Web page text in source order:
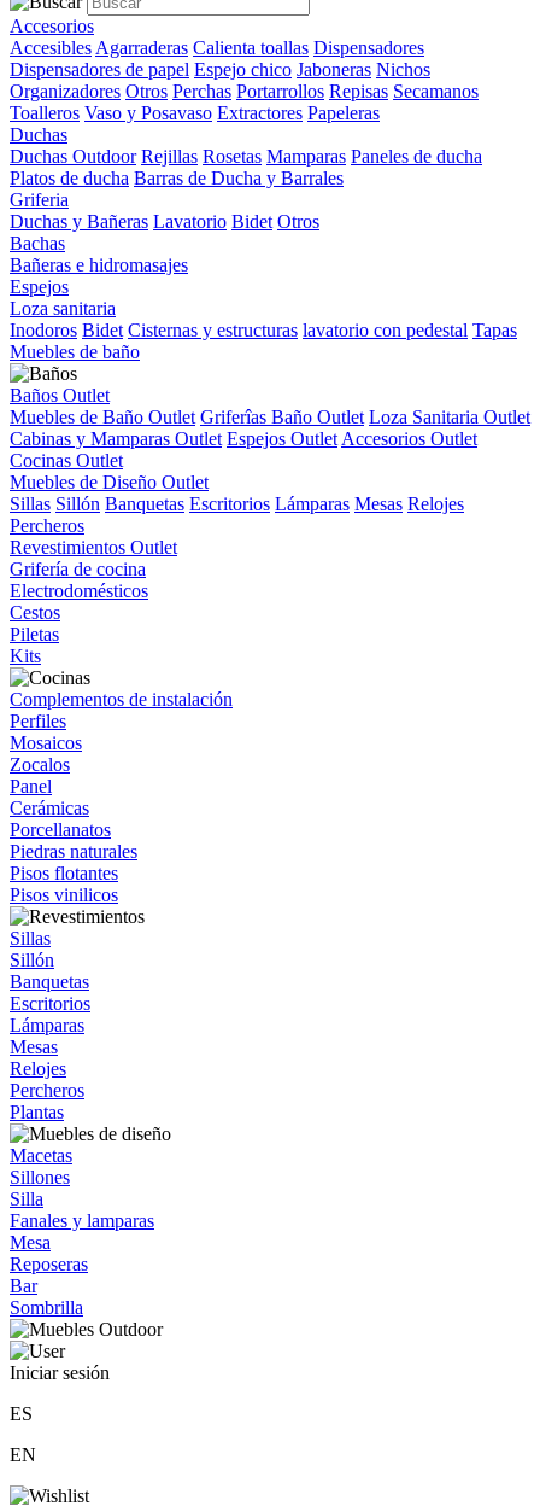
Accesorios
Accesibles Agarraderas Calienta toallas Dispensadores
Dispensadores de papel Espejo chico Jaboneras Nichos
Organizadores Otros Perchas Portarrollos Repisas Secamanos
Toalleros Vaso y Posavaso Extractores Papeleras
Duchas
Duchas Outdoor Rejillas Rosetas Mamparas Paneles de ducha
Platos de ducha Barras de Ducha y Barrales
Griferia
Duchas y Bañeras Lavatorio Bidet Otros
Bachas
Bañeras e hidromasajes
Espejos
Loza sanitaria
Inodoros Bidet Cisternas y estructuras lavatorio con pedestal Tapas
Muebles de baño
Baños Outlet
Muebles de Baño Outlet Griferîas Baño Outlet Loza Sanitaria Outlet
Cabinas y Mamparas Outlet Espejos Outlet Accesorios Outlet
Cocinas Outlet
Muebles de Diseño Outlet
Sillas Sillón Banquetas Escritorios Lámparas Mesas Relojes
Percheros
Revestimientos Outlet
Grifería de cocina
Electrodomésticos
Cestos
Piletas
Kits
Complementos de instalación
Perfiles
Mosaicos
Zocalos
Panel
Cerámicas
Porcellanatos
Piedras naturales
Pisos flotantes
Pisos vinilicos
Sillas
Sillón
Banquetas
Escritorios
Lámparas
Mesas
Relojes
Percheros
Plantas
Macetas
Sillones
Silla
Fanales y lamparas
Mesa
Reposeras
Bar
Sombrilla
Iniciar sesión
ES
EN